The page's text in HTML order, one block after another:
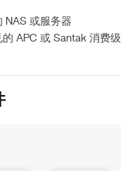
NAS 或服务器
APC 或 Santak 消费级